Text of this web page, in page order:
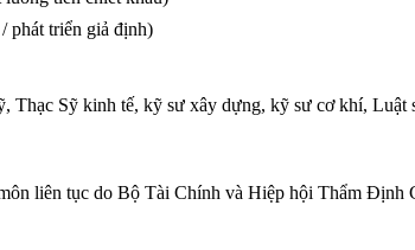
phát triển giả định)
Thạc Sỹ kinh tế, kỹ sư xây dựng, kỹ sư cơ khí,
liên tục do Bộ Tài Chính và Hiệp hội Thẩm Định